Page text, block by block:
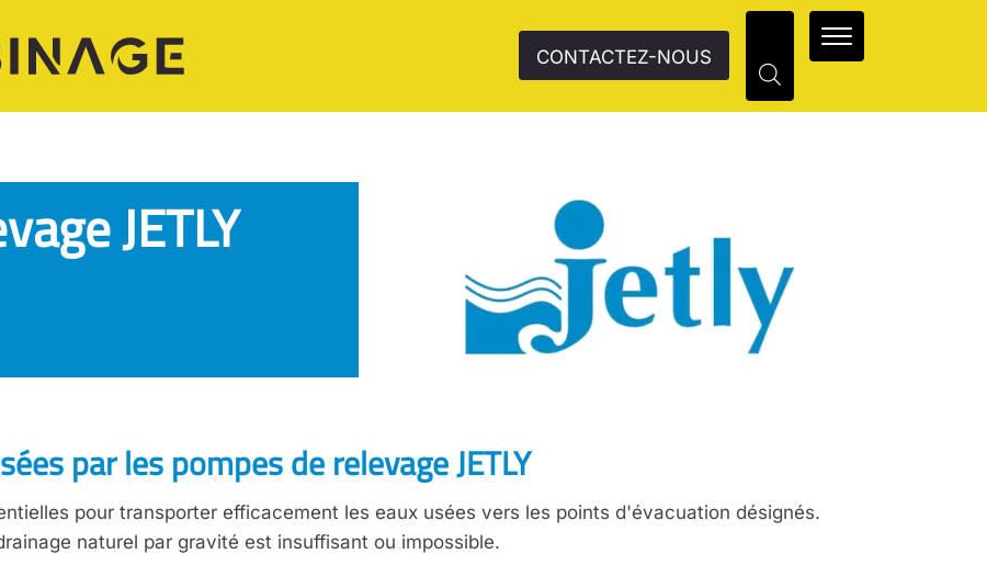
CONTACTEZ-NOUS
JETLY
par les pompes de relevage JETLY
pour transporter efficacement les eaux usées vers les points d'évacuation désignés.
naturel par gravité est insuffisant ou impossible.